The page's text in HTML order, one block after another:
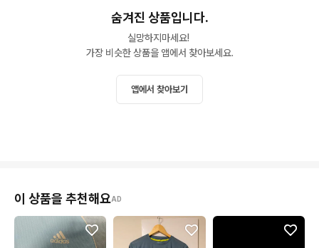
숨겨진 상품입니다.
실망하지마세요!
가장 비슷한 상품을 앱에서 찾아보세요.
앱에서 찾아보기
이 상품을 추천해요AD